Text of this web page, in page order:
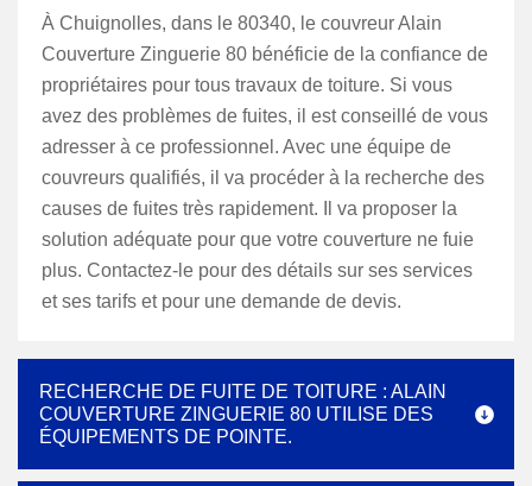
À Chuignolles, dans le 80340, le couvreur Alain
Couverture Zinguerie 80 bénéficie de la confiance de
propriétaires pour tous travaux de toiture. Si vous
avez des problèmes de fuites, il est conseillé de vous
adresser à ce professionnel. Avec une équipe de
couvreurs qualifiés, il va procéder à la recherche des
causes de fuites très rapidement. Il va proposer la
solution adéquate pour que votre couverture ne fuie
plus. Contactez-le pour des détails sur ses services
et ses tarifs et pour une demande de devis.
RECHERCHE DE FUITE DE TOITURE : ALAIN
COUVERTURE ZINGUERIE 80 UTILISE DES
ÉQUIPEMENTS DE POINTE.